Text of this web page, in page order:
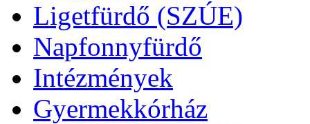
Ligetfürdő (SZÚE)
Napfonnyfürdő
Intézmények
Gyermekkórház